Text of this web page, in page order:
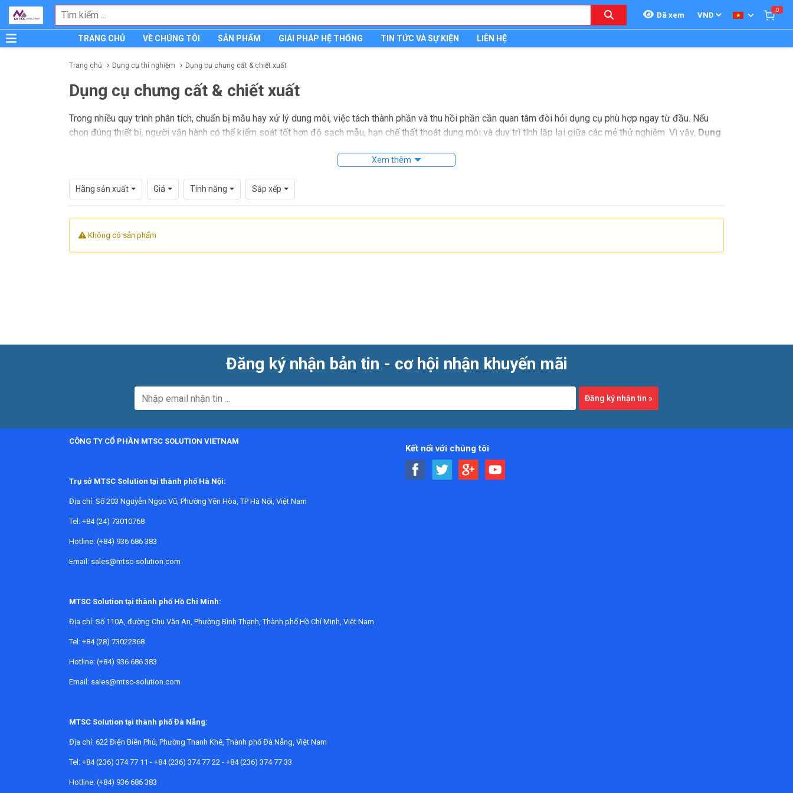
Đã xem
0
TRANG CHỦ VỀ CHÚNG TÔI SẢN PHẨM GIÁI PHÁP HỆ THỐNG TIN TỨC VÀ SỰ KIỆN LIÊN HỆ
Trang chủ Dụng cụ thí nghiệm Dụng cụ chưng cất & chiết xuất
Dụng cụ chưng cất & chiết xuất
Trong nhiều quy trình phân tích, chuẩn bị mẫu hay xử lý dung môi, việc tách thành phần và thu hồi phần cần quan tâm đòi hỏi dụng cụ phù hợp ngay từ đầu. Nếu
chọn đúng thiết bị, người vận hành có thể kiểm soát tốt hơn độ sạch mẫu, hạn chế thất thoát dung môi và duy trì tính lặp lại giữa các mẻ thử nghiệm. Vì vậy, Dụng
Danh mục này phù hợp cho nhu cầu thao tác ở quy mô phòng lab, từ các bước chiết tách cơ bản đến các quy trình cần kiểm soát thể tích, khả năng thu hồi và độ
tương thích hóa chất. Bên cạnh bản thân bộ dụng cụ, người dùng cũng thường quan tâm đến vật liệu chế tạo, độ chính xác khi chia vạch, khả năng tiệt trùng và
mức độ tương thích với các dụng cụ liên quan trong hệ thống.
Xem thêm
Hãng sản xuất Giá Tính năng Sắp xếp
Không có sản phẩm
Đăng ký nhận bản tin - cơ hội nhận khuyến mãi
Đăng ký nhận tin »
CÔNG TY CỔ PHẦN MTSC SOLUTION VIETNAM
Trụ sở MTSC Solution tại thành phố Hà Nội:
Địa chỉ: Số 203 Nguyễn Ngọc Vũ, Phường Yên Hòa, TP Hà Nội, Việt Nam
Tel: +84 (24) 73010768
Hotline: (+84) 936 686 383
Email: sales@mtsc-solution.com
MTSC Solution tại thành phố Hồ Chí Minh:
Địa chỉ: Số 110A, đường Chu Văn An, Phường Bình Thạnh, Thành phố Hồ Chí Minh, Việt Nam
Tel: +84 (28) 73022368
Hotline: (+84) 936 686 383
Email: sales@mtsc-solution.com
MTSC Solution tại thành phố Đà Nẵng:
Địa chỉ: 622 Điện Biên Phủ, Phường Thanh Khê, Thành phố Đà Nẵng, Việt Nam
Tel: +84 (236) 374 77 11 - +84 (236) 374 77 22 - +84 (236) 374 77 33
Hotline: (+84) 936 686 383
Kết nối với chúng tôi